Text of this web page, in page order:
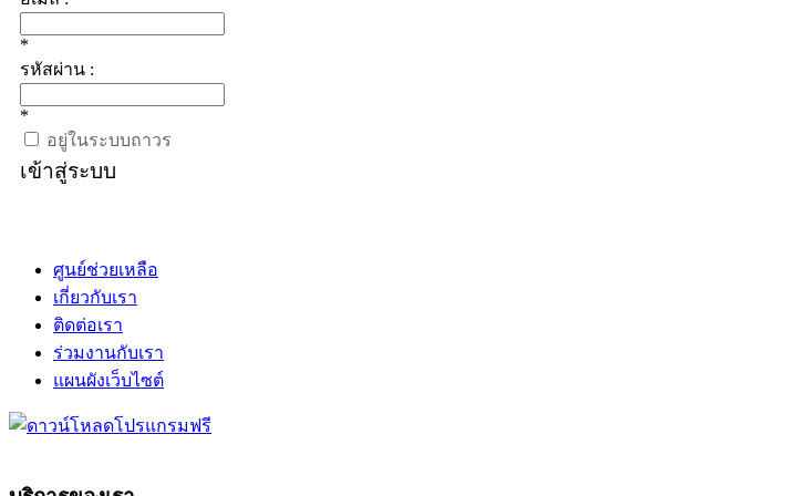
*
รหัสผ่าน :
*
อยู่ในระบบถาวร
เข้าสู่ระบบ
ศูนย์ช่วยเหลือ
เกี่ยวกับเรา
ติดต่อเรา
ร่วมงานกับเรา
แผนผังเว็บไซต์